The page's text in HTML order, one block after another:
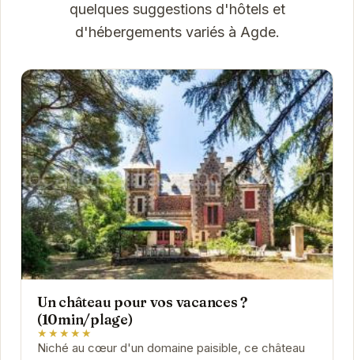
quelques suggestions d'hôtels et
d'hébergements variés à Agde.
Un château pour vos vacances ?
(10min/plage)
★★★★★
Niché au cœur d'un domaine paisible, ce château